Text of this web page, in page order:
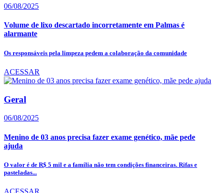
06/08/2025
Volume de lixo descartado incorretamente em Palmas é
alarmante
Os responsáveis pela limpeza pedem a colaboração da comunidade
ACESSAR
Geral
06/08/2025
Menino de 03 anos precisa fazer exame genético, mãe pede
ajuda
O valor é de R$ 5 mil e a família não tem condições financeiras. Rifas e
pasteladas...
ACESSAR